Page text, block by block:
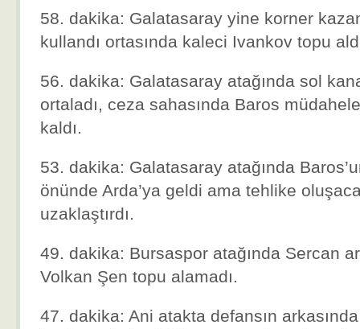
58. dakika: Galatasaray yine korner
kullandı ortasında kaleci Ivankov topu
56. dakika: Galatasaray atağında sol
ortaladı, ceza sahasında Baros
kaldı.
53. dakika: Galatasaray atağında
önünde Arda’ya geldi ama tehlike
uzaklaştırdı.
49. dakika: Bursaspor atağında Sercan
Volkan Şen topu alamadı.
47. dakika: Ani atakta defansın